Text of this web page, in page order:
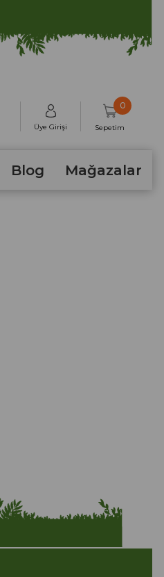
Üye Girişi Sepetim
0
Blog Mağazalar